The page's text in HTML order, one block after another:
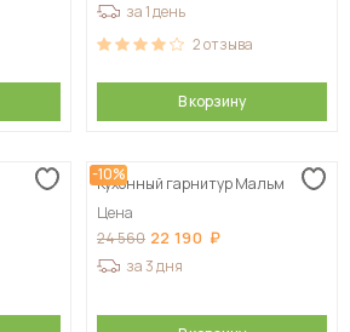
за 1 день
2отзыва
В корзину
-10%
Кухонный гарнитур Мальм
Цена
24 560 22 190
за 3 дня